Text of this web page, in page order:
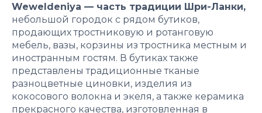
Weweldeniya — часть традиции Шри-Ланки,
небольшой городок с рядом бутиков,
продающих тростниковую и ротанговую
мебель, вазы, корзины из тростника местным и
иностранным гостям. В бутиках также
представлены традиционные тканые
разноцветные циновки, изделия из
кокосового волокна и экеля, а также керамика
прекрасного качества, изготовленная в